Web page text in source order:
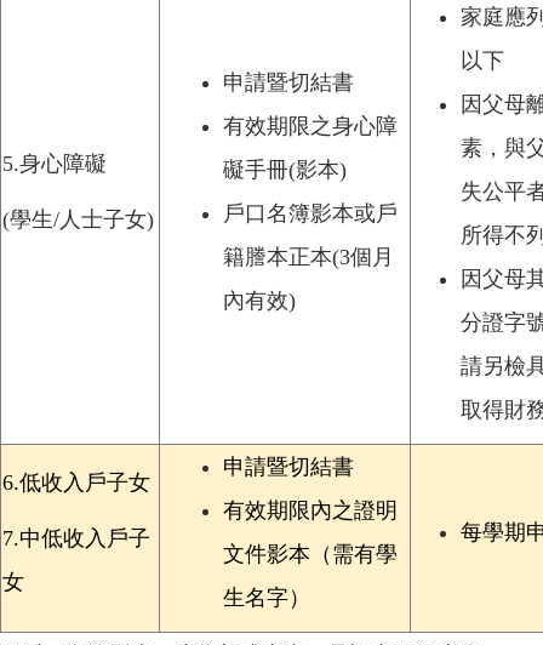
5.身心障礙
(學生/人士子女)
申請暨切結書
有效期限之身心障
礙手冊(影本)
戶口名簿影本或戶
籍謄本正本(3個月
內有效)
家庭應
以下
因父母
素，與
失公平
所得不
因父母
分證字
請另檢
取得財
6.低收入戶子女
7.中低收入戶子
女
申請暨切結書
有效期限內之證明
文件影本（需有學
生名字）
每學期